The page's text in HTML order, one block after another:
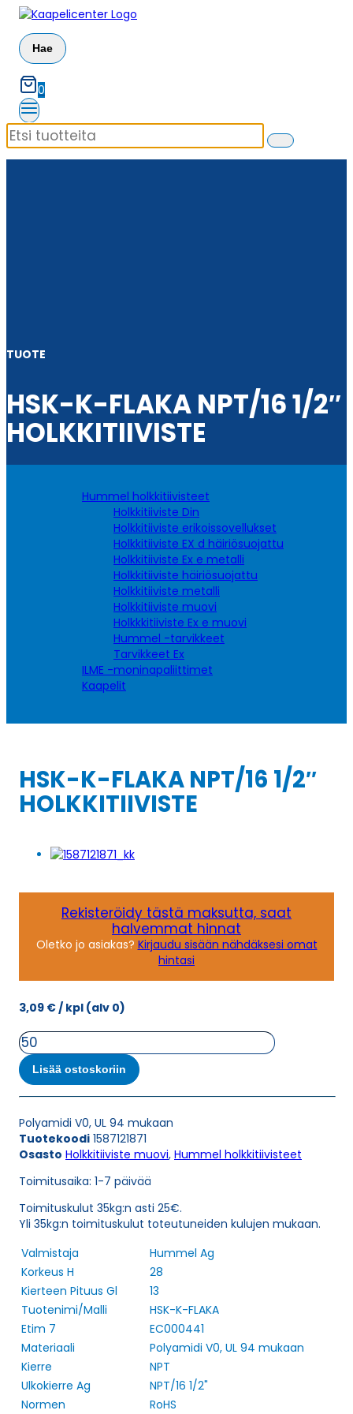
Siirry
sisältöön
Hae
0
TUOTE
HSK-K-FLAKA NPT/16 1/2″
HOLKKITIIVISTE
Hummel holkkitiivisteet
Holkkitiiviste Din
Holkkitiiviste erikoissovellukset
Holkkitiiviste EX d häiriösuojattu
Holkkitiiviste Ex e metalli
Holkkitiiviste häiriösuojattu
Holkkitiiviste metalli
Holkkitiiviste muovi
Holkkkitiiviste Ex e muovi
Hummel -tarvikkeet
Tarvikkeet Ex
ILME -moninapaliittimet
Kaapelit
HSK-K-FLAKA NPT/16 1/2″
HOLKKITIIVISTE
Rekisteröidy tästä maksutta, saat
halvemmat hinnat
Oletko jo asiakas? Kirjaudu sisään nähdäksesi omat
hintasi
3,09 €/ kpl (alv 0)
HSK-
K-
FLAKA
NPT/16
1/2"
HOLKKITIIVISTE
määrä
Lisää ostoskoriin
Polyamidi V0, UL 94 mukaan
Tuotekoodi 1587121871
Osasto Holkkitiiviste muovi, Hummel holkkitiivisteet
Toimitusaika: 1-7 päivää
Toimituskulut 35kg:n asti 25€.
Yli 35kg:n toimituskulut toteutuneiden kulujen mukaan.
Valmistaja
Hummel Ag
Korkeus H
28
Kierteen Pituus Gl
13
Tuotenimi/Malli
HSK-K-FLAKA
Etim 7
EC000441
Materiaali
Polyamidi V0, UL 94 mukaan
Kierre
NPT
Ulkokierre Ag
NPT/16 1/2"
Normen
RoHS